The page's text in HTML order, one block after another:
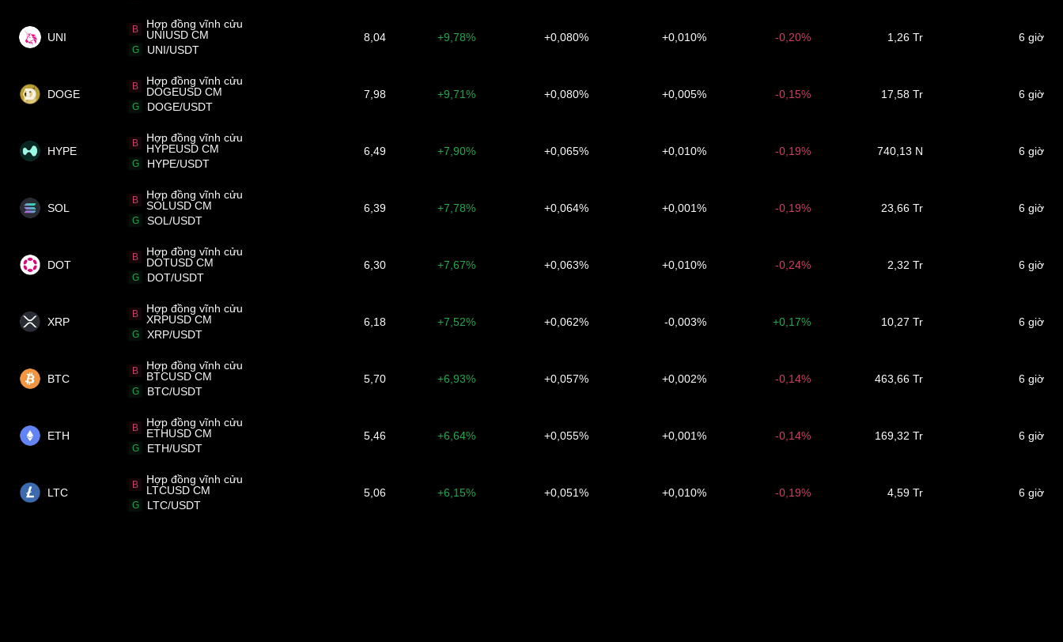
UNI
B
Hợp đồng vĩnh cửu
UNIUSD CM
G UNI/USDT
8,04 +9,78% +0,080% +0,010% -0,20% 1,26 Tr 6 giờ
DOGE
B
Hợp đồng vĩnh cửu
DOGEUSD CM
G DOGE/USDT
7,98 +9,71% +0,080% +0,005% -0,15% 17,58 Tr 6 giờ
HYPE
B
Hợp đồng vĩnh cửu
HYPEUSD CM
G HYPE/USDT
6,49 +7,90% +0,065% +0,010% -0,19% 740,13 N 6 giờ
SOL
B
Hợp đồng vĩnh cửu
SOLUSD CM
G SOL/USDT
6,39 +7,78% +0,064% +0,001% -0,19% 23,66 Tr 6 giờ
DOT
B
Hợp đồng vĩnh cửu
DOTUSD CM
G DOT/USDT
6,30 +7,67% +0,063% +0,010% -0,24% 2,32 Tr 6 giờ
XRP
B
Hợp đồng vĩnh cửu
XRPUSD CM
G XRP/USDT
6,18 +7,52% +0,062% -0,003% +0,17% 10,27 Tr 6 giờ
BTC
B
Hợp đồng vĩnh cửu
BTCUSD CM
G BTC/USDT
5,70 +6,93% +0,057% +0,002% -0,14% 463,66 Tr 6 giờ
ETH
B
Hợp đồng vĩnh cửu
ETHUSD CM
G ETH/USDT
5,46 +6,64% +0,055% +0,001% -0,14% 169,32 Tr 6 giờ
LTC
B
Hợp đồng vĩnh cửu
LTCUSD CM
G LTC/USDT
5,06 +6,15% +0,051% +0,010% -0,19% 4,59 Tr 6 giờ